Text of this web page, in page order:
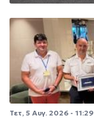
Τετ, 5 Αυγ. 2026 - 11:29